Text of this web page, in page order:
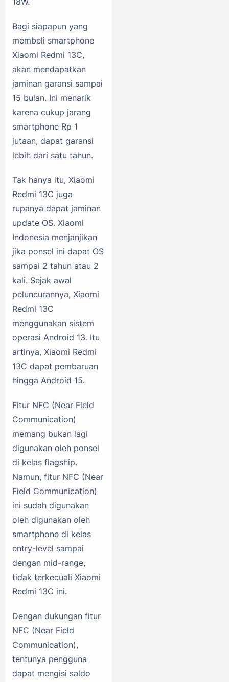
Bagi siapapun yang
membeli smartphone
Xiaomi Redmi 13C,
akan mendapatkan
jaminan garansi sampai
15 bulan. Ini menarik
karena cukup jarang
smartphone Rp 1
jutaan, dapat garansi
lebih dari satu tahun.
Tak hanya itu, Xiaomi
Redmi 13C juga
rupanya dapat jaminan
update OS. Xiaomi
Indonesia menjanjikan
jika ponsel ini dapat OS
sampai 2 tahun atau 2
kali. Sejak awal
peluncurannya, Xiaomi
Redmi 13C
menggunakan sistem
operasi Android 13. Itu
artinya, Xiaomi Redmi
13C dapat pembaruan
hingga Android 15.
Fitur NFC (Near Field
Communication)
memang bukan lagi
digunakan oleh ponsel
di kelas flagship.
Namun, fitur NFC (Near
Field Communication)
ini sudah digunakan
oleh digunakan oleh
smartphone di kelas
entry-level sampai
dengan mid-range,
tidak terkecuali Xiaomi
Redmi 13C ini.
Dengan dukungan fitur
NFC (Near Field
Communication),
tentunya pengguna
dapat mengisi saldo